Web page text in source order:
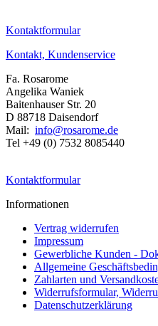
Kontaktformular
Kontakt, Kundenservice
Fa. Rosarome
Angelika Waniek
Baitenhauser Str. 20
D 88718 Daisendorf
Mail: info@rosarome.de
Tel +49 (0) 7532 8085440
Kontaktformular
Informationen
Vertrag widerrufen
Impressum
Gewerbliche Kunden -
Allgemeine
Zahlarten und
Widerrufsformular,
Datenschutzerklärung